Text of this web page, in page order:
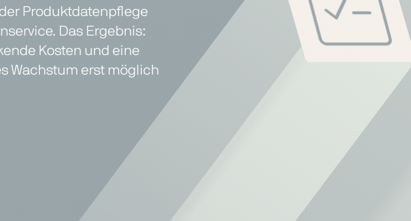
Produktdatenpflege
Das Ergebnis:
Kosten und eine
Wachstum erst möglich